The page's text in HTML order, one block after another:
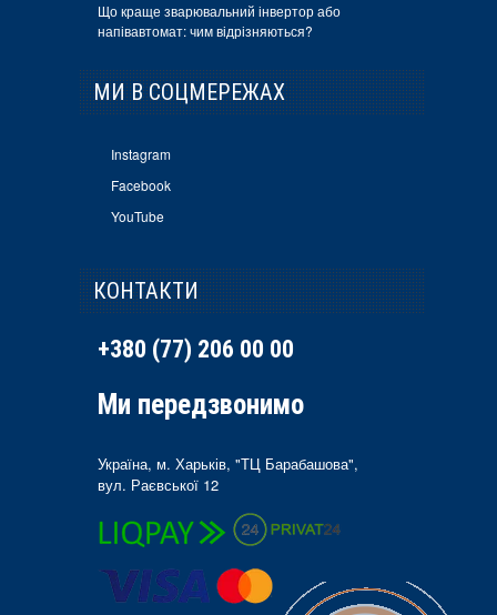
Що краще зварювальний інвертор або
напівавтомат: чим відрізняються?
МИ В СОЦМЕРЕЖАХ
Instagram
Facebook
YouTube
КОНТАКТИ
+380 (77) 206 00 00
Ми передзвонимо
Україна, м. Харьків, "ТЦ Барабашова",
вул. Раєвської 12